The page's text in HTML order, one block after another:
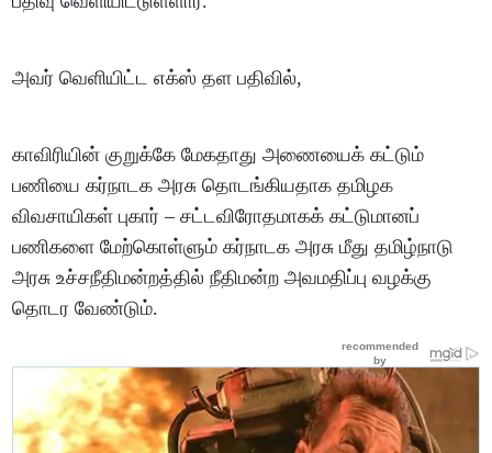
அவர் வெளியிட்ட எக்ஸ் தள பதிவில்,
காவிரியின் குறுக்கே மேகதாது அணையைக் கட்டும்
பணியை கர்நாடக அரசு தொடங்கியதாக தமிழக
விவசாயிகள் புகார் – சட்டவிரோதமாகக் கட்டுமானப்
பணிகளை மேற்கொள்ளும் கர்நாடக அரசு மீது தமிழ்நாடு
அரசு உச்சநீதிமன்றத்தில் நீதிமன்ற அவமதிப்பு வழக்கு
தொடர வேண்டும்.